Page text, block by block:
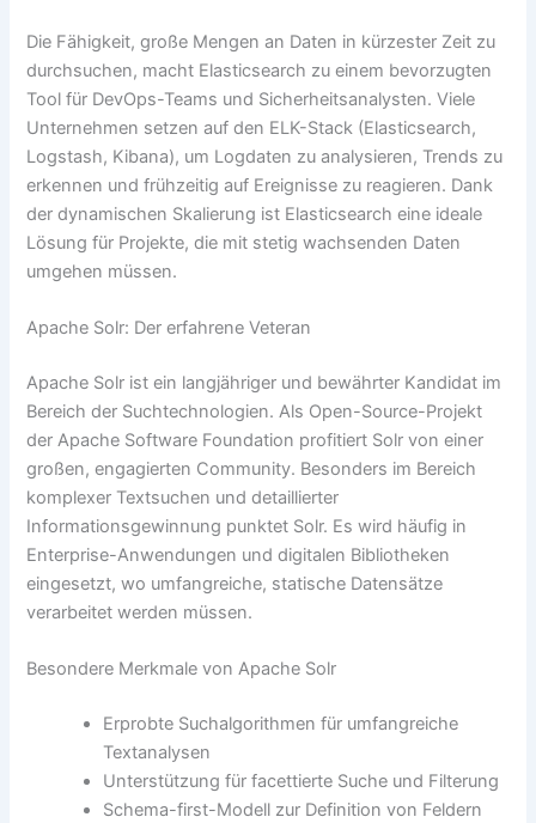
Die Fähigkeit, große Mengen an Daten in kürzester Zeit zu
durchsuchen, macht Elasticsearch zu einem bevorzugten
Tool für DevOps-Teams und Sicherheitsanalysten. Viele
Unternehmen setzen auf den ELK-Stack (Elasticsearch,
Logstash, Kibana), um Logdaten zu analysieren, Trends zu
erkennen und frühzeitig auf Ereignisse zu reagieren. Dank
der dynamischen Skalierung ist Elasticsearch eine ideale
Lösung für Projekte, die mit stetig wachsenden Daten
umgehen müssen.
Apache Solr: Der erfahrene Veteran
Apache Solr ist ein langjähriger und bewährter Kandidat im
Bereich der Suchtechnologien. Als Open-Source-Projekt
der Apache Software Foundation profitiert Solr von einer
großen, engagierten Community. Besonders im Bereich
komplexer Textsuchen und detaillierter
Informationsgewinnung punktet Solr. Es wird häufig in
Enterprise-Anwendungen und digitalen Bibliotheken
eingesetzt, wo umfangreiche, statische Datensätze
verarbeitet werden müssen.
Besondere Merkmale von Apache Solr
Erprobte Suchalgorithmen für umfangreiche
Textanalysen
Unterstützung für facettierte Suche und Filterung
Schema-first-Modell zur Definition von Feldern